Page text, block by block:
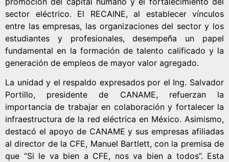
sector eléctrico. El RECAINE, al establecer vínculos
entre las empresas, las organizaciones del sector y los
estudiantes y profesionales, desempeña un papel
fundamental en la formación de talento calificado y la
generación de empleos de mayor valor agregado.
La unidad y el respaldo expresados por el Ing. Salvador
Portillo, presidente de CANAME, refuerzan la
importancia de trabajar en colaboración y fortalecer la
infraestructura de la red eléctrica en México. Asimismo,
destacó el apoyo de CANAME y sus empresas afiliadas
al director de la CFE, Manuel Bartlett, con la premisa de
que “Si le va bien a CFE, nos va bien a todos”. Esta